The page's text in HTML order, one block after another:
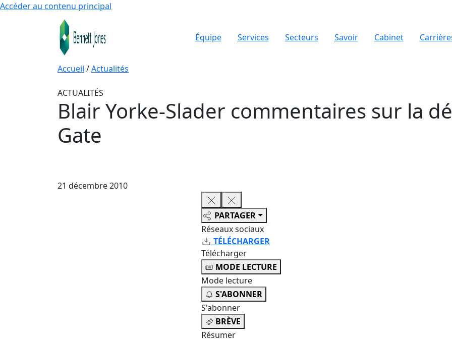
Accéder au contenu principal
Équipe Services Secteurs Savoir Cabinet
Accueil /Actualités
ACTUALITÉS
Blair Yorke-Slader commentaires sur la
Gate
21 décembre 2010
PARTAGER
Réseaux sociaux
TÉLÉCHARGER
Télécharger
MODE LECTURE
Mode lecture
S'ABONNER
S'abonner
BRÈVE
Résumer